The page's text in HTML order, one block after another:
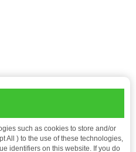
such as cookies to store and/or
All ) to the use of these technologies,
identifiers on this website. If you do